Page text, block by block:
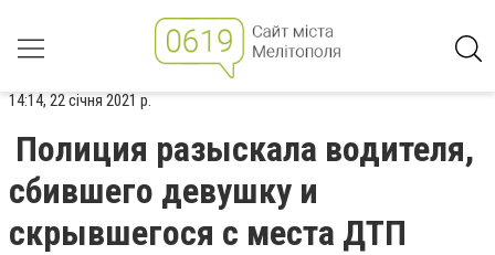
14:14, 22 січня 2021 р.
Полиция разыскала водителя,
сбившего девушку и
скрывшегося с места ДТП